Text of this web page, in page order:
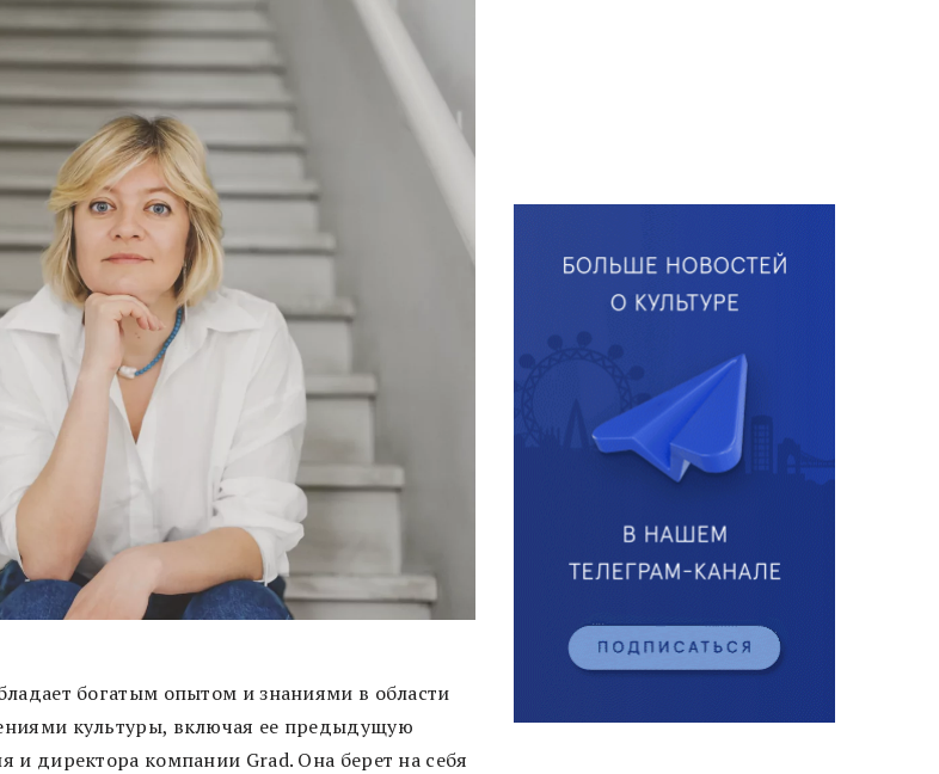
богатым опытом и знаниями в области
культуры, включая ее предыдущую
и директора компании Grad. Она берет на себя